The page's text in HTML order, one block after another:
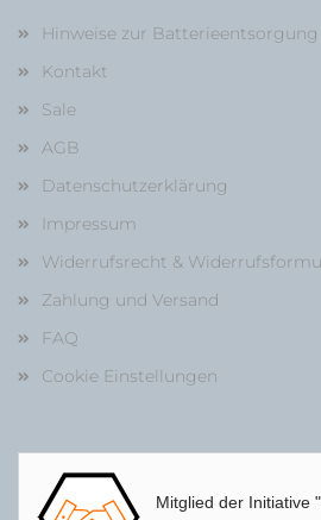
Hinweise zur Batterieentsorgung
Kontakt
Sale
AGB
Datenschutzerklärung
Impressum
Widerrufsrecht &
Zahlung und Versand
FAQ
Cookie Einstellungen
Mitglied der Initiative